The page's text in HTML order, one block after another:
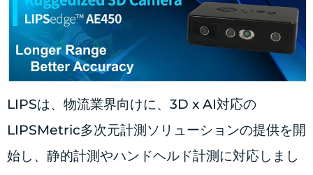
LIPSは、物流業界向けに、3D x AI対応の
LIPSMetric多次元計測ソリューションの提供を開
始し、静的計測やハンドヘルド計測に対応しまし